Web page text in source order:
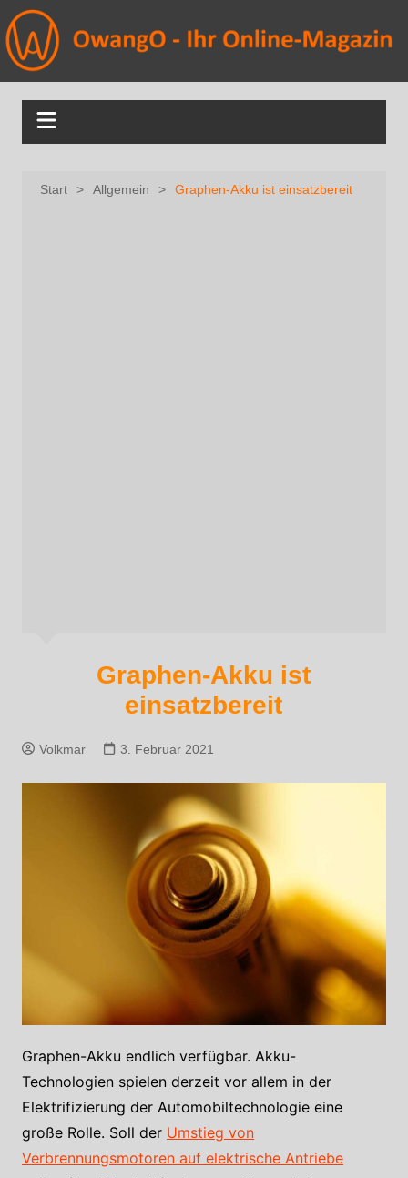
Start Allgemein Graphen-Akku ist einsatzbereit
Graphen-Akku ist
einsatzbereit
Volkmar 3. Februar 2021
Graphen-Akku endlich verfügbar. Akku-
Technologien spielen derzeit vor allem in der
Elektrifizierung der Automobiltechnologie eine
große Rolle. Soll der Umstieg von
Verbrennungsmotoren auf elektrische Antriebe